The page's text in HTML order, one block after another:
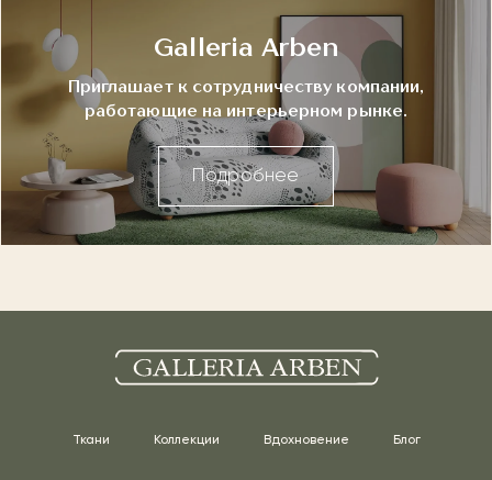
Galleria Arben
Приглашает к сотрудничеству компании,
работающие на интерьерном рынке.
Подробнее
Ткани Коллекции Вдохновение Блог